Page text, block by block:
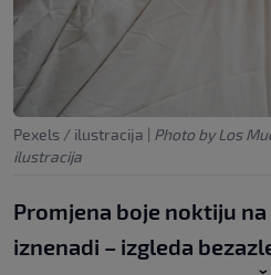
Pexels / ilustracija | Photo by Los
ilustracija
Promjena boje noktiju
iznenadi – izgleda